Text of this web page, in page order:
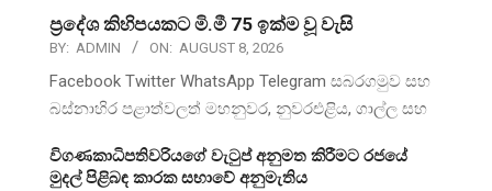
ප්‍රදේශ කිහිපයකට මි.මී 75 ඉක්ම වූ වැසි
BY: ADMIN ON: AUGUST 8, 2026
Facebook Twitter WhatsApp Telegram සබරගමුව සහ
බස්නාහිර පළාත්වලත් මහනුවර, නුවරඑළිය, ගාල්ල සහ
විගණකාධිපතිවරියගේ වැටුප් අනුමත කිරීමට රජයේ
මුදල් පිළිබඳ කාරක සභාවේ අනුමැතිය